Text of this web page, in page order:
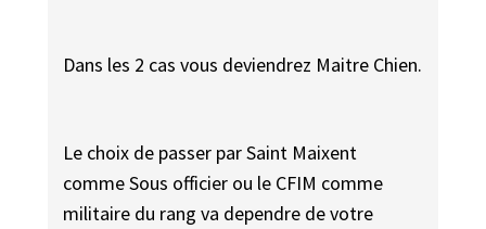
Dans les 2 cas vous deviendrez Maitre Chien.
Le choix de passer par Saint Maixent
comme Sous officier ou le CFIM comme
militaire du rang va dependre de votre